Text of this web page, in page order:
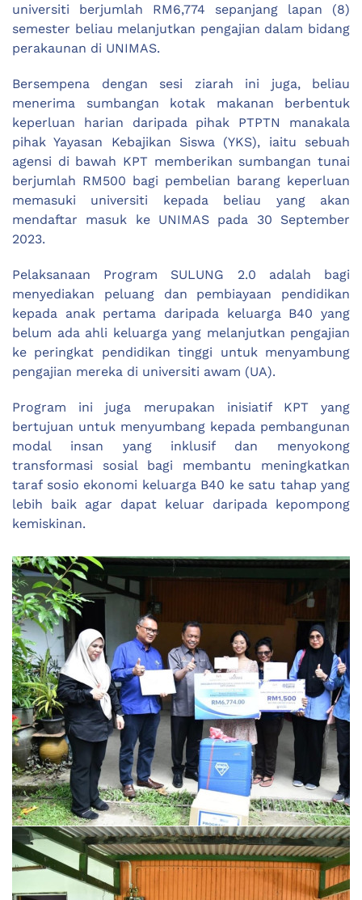
universiti berjumlah RM6,774 sepanjang lapan (8)
semester beliau melanjutkan pengajian dalam bidang
perakaunan di UNIMAS.
Bersempena dengan sesi ziarah ini juga, beliau
menerima sumbangan kotak makanan berbentuk
keperluan harian daripada pihak PTPTN manakala
pihak Yayasan Kebajikan Siswa (YKS), iaitu sebuah
agensi di bawah KPT memberikan sumbangan tunai
berjumlah RM500 bagi pembelian barang keperluan
memasuki universiti kepada beliau yang akan
mendaftar masuk ke UNIMAS pada 30 September
2023.
Pelaksanaan Program SULUNG 2.0 adalah bagi
menyediakan peluang dan pembiayaan pendidikan
kepada anak pertama daripada keluarga B40 yang
belum ada ahli keluarga yang melanjutkan pengajian
ke peringkat pendidikan tinggi untuk menyambung
pengajian mereka di universiti awam (UA).
Program ini juga merupakan inisiatif KPT yang
bertujuan untuk menyumbang kepada pembangunan
modal insan yang inklusif dan menyokong
transformasi sosial bagi membantu meningkatkan
taraf sosio ekonomi keluarga B40 ke satu tahap yang
lebih baik agar dapat keluar daripada kepompong
kemiskinan.